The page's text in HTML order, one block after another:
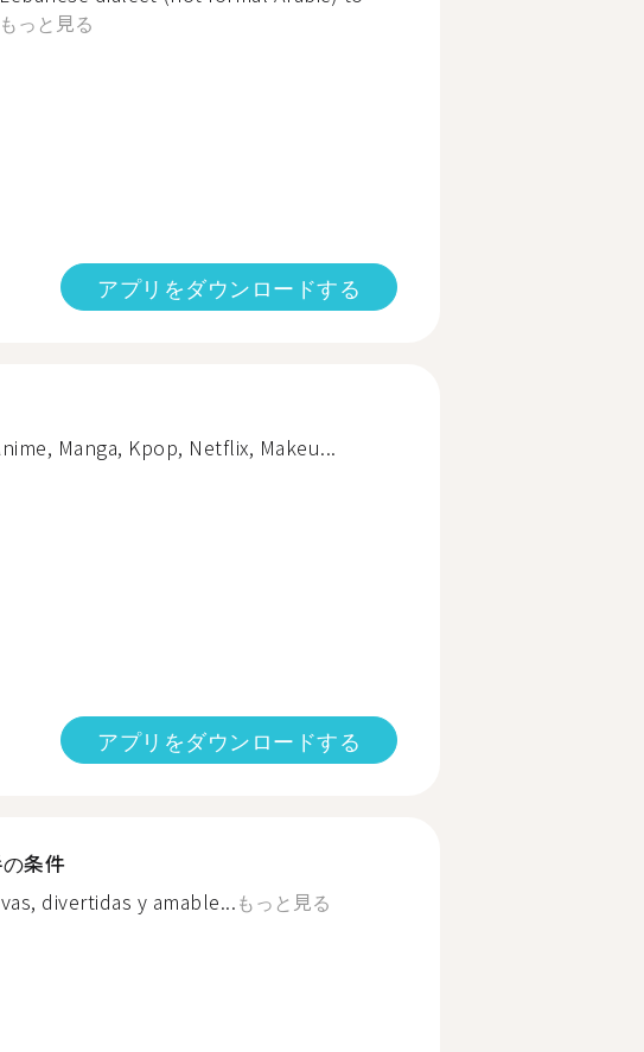
もっと見る
アプリをダウンロードする
Manga, Kpop, Netflix, Makeu...
アプリをダウンロードする
条件
divertidas y amable...もっと見る